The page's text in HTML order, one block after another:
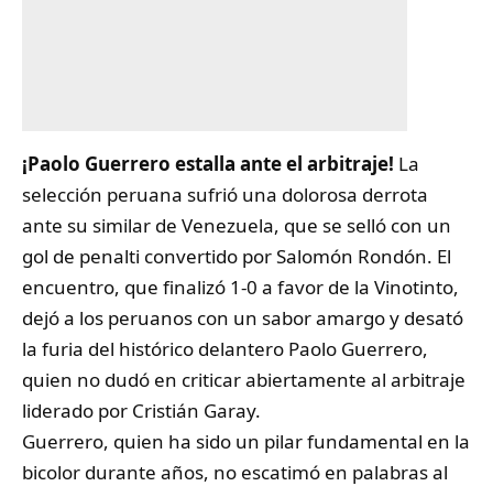
¡Paolo Guerrero estalla ante el arbitraje! La
selección peruana sufrió una dolorosa derrota
ante su similar de Venezuela, que se selló con un
gol de penalti convertido por Salomón Rondón. El
encuentro, que finalizó 1-0 a favor de la Vinotinto,
dejó a los peruanos con un sabor amargo y desató
la furia del histórico delantero Paolo Guerrero,
quien no dudó en criticar abiertamente al arbitraje
liderado por Cristián Garay.
Guerrero, quien ha sido un pilar fundamental en la
bicolor durante años, no escatimó en palabras al